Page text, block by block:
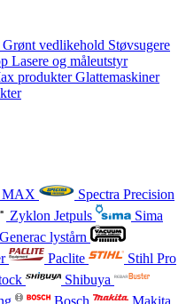
Grønt vedlikehold Støvsugere
Lasere og måleutstyr
produkterGlattemaskiner
MAX
Spectra Precision
Zyklon Jetpuls
Sima
Generac lystårn
Paclite
Stihl Pro
Shibuya
Bosch
Makita